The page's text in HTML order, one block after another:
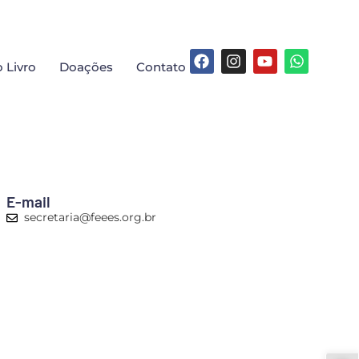
Livro Doações Contato
E-mail
secretaria@feees.org.br